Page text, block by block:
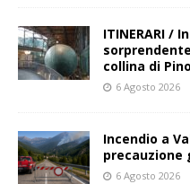
ITINERARI /
collina di
6 Agosto 2026
Incendio a
precauzione
6 Agosto 2026